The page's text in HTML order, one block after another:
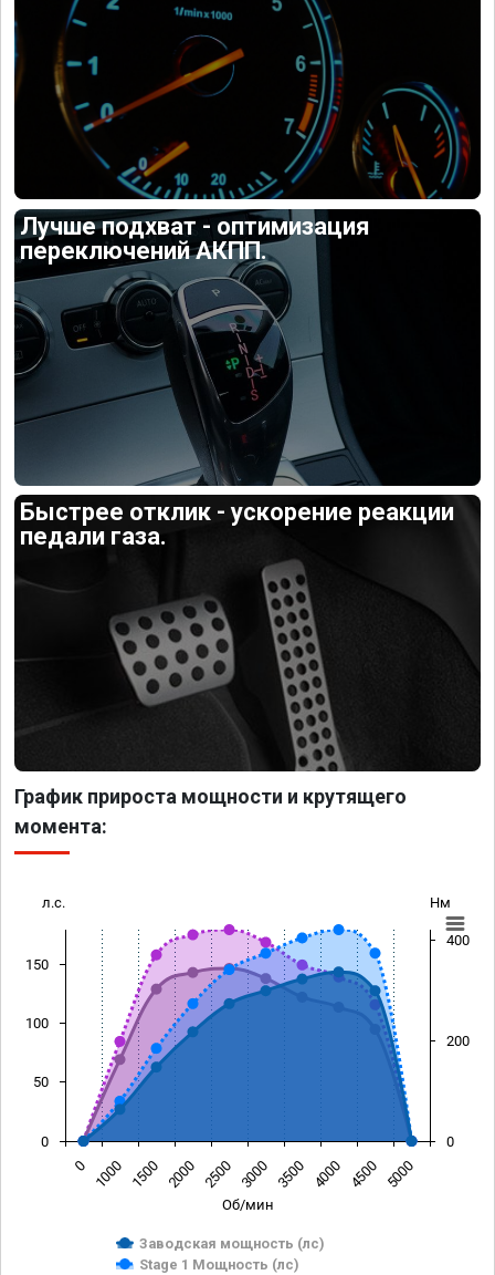
Лучше подхват - оптимизация
переключений АКПП.
Быстрее отклик - ускорение реакции
педали газа.
График прироста мощности и крутящего
момента:
Об/мин
л.с. Нм
Заводская мощность (лс)
Stage 1 Мощность (лс)
0 1000 1500 2000 2500 3000 3500 4000 4500 5000
0
50
100
150
0
200
400